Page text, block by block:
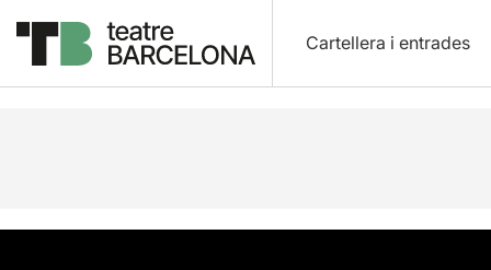
Cartellera i entrades
Descripció Fitxa artística Fotos i vídeos